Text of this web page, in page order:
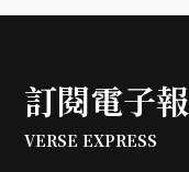
訂閱電子報
VERSE EXPRESS